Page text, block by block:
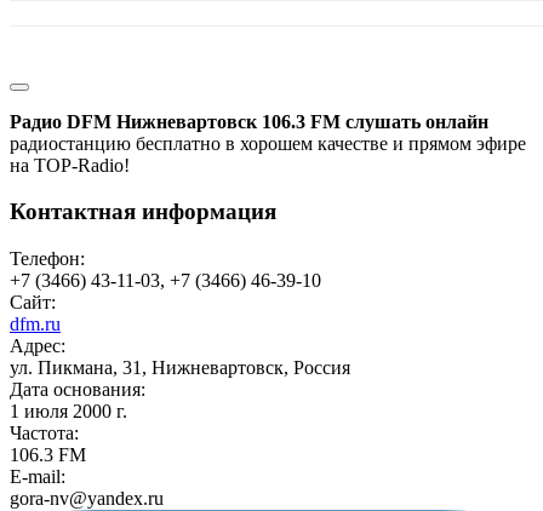
Радио DFM Нижневартовск 106.3 FM слушать онлайн
радиостанцию бесплатно в хорошем качестве и прямом эфире
на TOP-Radio!
Контактная информация
Телефон:
+7 (3466) 43-11-03, +7 (3466) 46-39-10
Сайт:
dfm.ru
Адрес:
ул. Пикмана, 31, Нижневартовск, Россия
Дата основания:
1 июля 2000 г.
Частота:
106.3 FM
E-mail:
gora-nv@yandex.ru